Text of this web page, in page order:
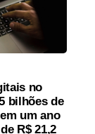
no
bilhões de
um ano
R$ 21,2